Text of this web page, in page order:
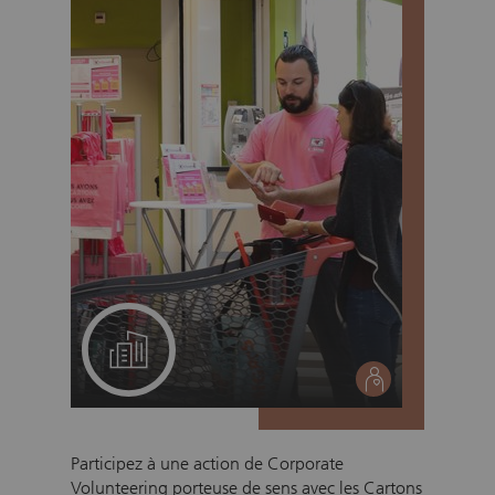
Un projet pour votre équipe
social
Participez à une action de Corporate
Volunteering porteuse de sens avec les Cartons